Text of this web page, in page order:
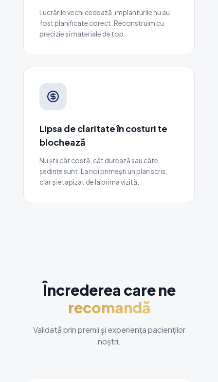
Lucrările vechi cedează, implanturile nu au
fost planificate corect. Reconstruim cu
precizie și materiale de top.
Lipsa de claritate în costuri te
blochează
Nu știi cât costă, cât durează sau câte
ședințe sunt. La noi primești un plan scris,
clar și etapizat de la prima vizită.
Încrederea care ne
recomandă
Validată prin premii și experiența pacienților
noștri.